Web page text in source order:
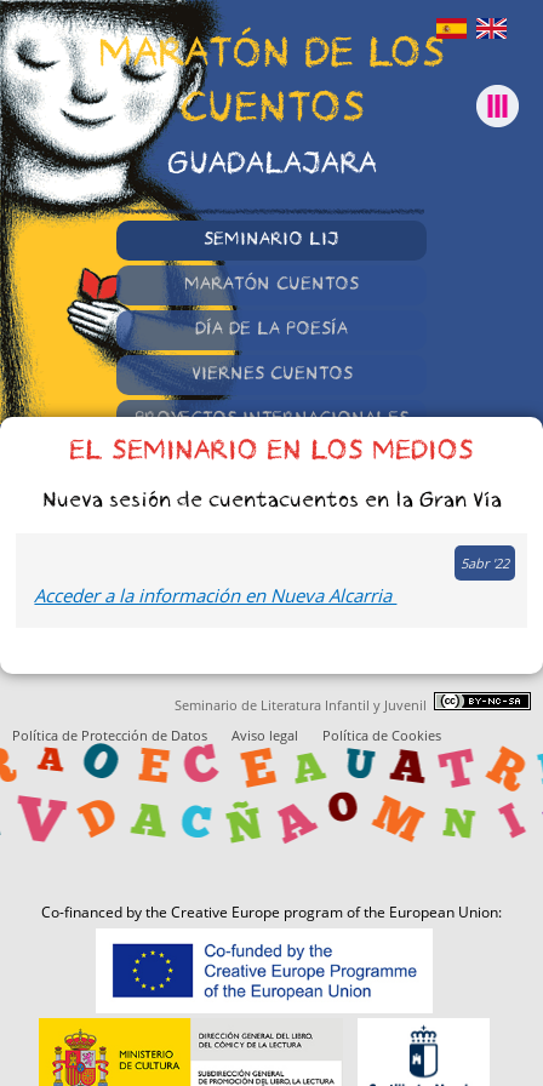
MARATÓN DE LOS
CUENTOS
GUADALAJARA
SEMINARIO LIJ
MARATÓN CUENTOS
DÍA DE LA POESÍA
VIERNES CUENTOS
PROYECTOS INTERNACIONALES
OTRAS INICIATIVAS
EL SEMINARIO EN LOS MEDIOS
Nueva sesión de cuentacuentos en la Gran Vía
5abr '22
Acceder a la información en Nueva Alcarria
Seminario de Literatura Infantil y Juvenil
Política de Protección de Datos
Aviso legal Política de Cookies
Co-financed by the Creative Europe program of the European Union: